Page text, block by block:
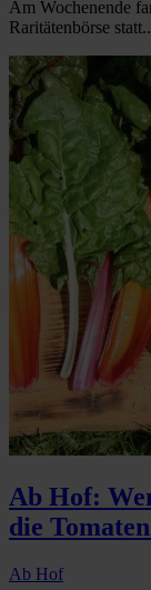
Am Wochenende
Raritätenbörse
Ab Hof:
die
Ab Hof